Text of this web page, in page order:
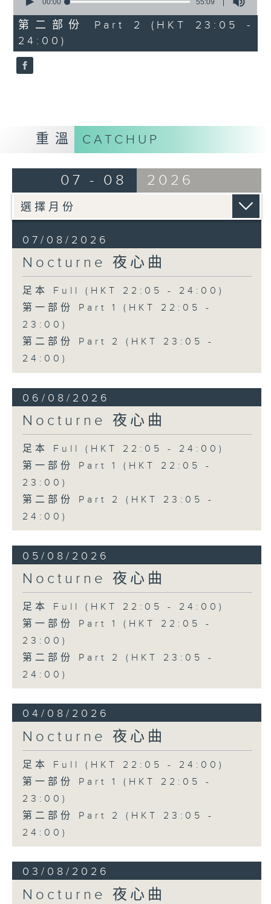
55
minutes,
9
seconds
00:00 55:09
第二部份 Part 2 (HKT 23:05 -
24:00)
重溫 CATCHUP
07 - 08 2026
07/08/2026
Nocturne 夜心曲
足本 Full (HKT 22:05 - 24:00)
第一部份 Part 1 (HKT 22:05 -
23:00)
第二部份 Part 2 (HKT 23:05 -
24:00)
06/08/2026
Nocturne 夜心曲
足本 Full (HKT 22:05 - 24:00)
第一部份 Part 1 (HKT 22:05 -
23:00)
第二部份 Part 2 (HKT 23:05 -
24:00)
05/08/2026
Nocturne 夜心曲
足本 Full (HKT 22:05 - 24:00)
第一部份 Part 1 (HKT 22:05 -
23:00)
第二部份 Part 2 (HKT 23:05 -
24:00)
04/08/2026
Nocturne 夜心曲
足本 Full (HKT 22:05 - 24:00)
第一部份 Part 1 (HKT 22:05 -
23:00)
第二部份 Part 2 (HKT 23:05 -
24:00)
03/08/2026
Nocturne 夜心曲